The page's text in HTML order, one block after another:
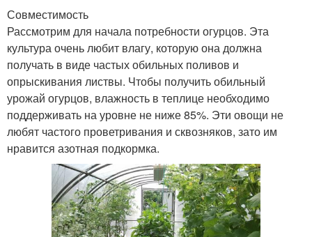
Совместимость
Рассмотрим для начала потребности огурцов. Эта
культура очень любит влагу, которую она должна
получать в виде частых обильных поливов и
опрыскивания листвы. Чтобы получить обильный
урожай огурцов, влажность в теплице необходимо
поддерживать на уровне не ниже 85%. Эти овощи не
любят частого проветривания и сквозняков, зато им
нравится азотная подкормка.